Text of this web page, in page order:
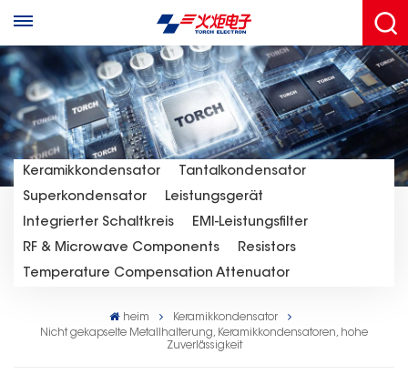
Keramikkondensator
Tantalkondensator
Superkondensator
Leistungsgerät
Integrierter Schaltkreis
EMI-Leistungsfilter
RF & Microwave Components
Resistors
Temperature Compensation Attenuator
heim
Keramikkondensator
Nicht gekapselte Metallhalterung, Keramikkondensatoren, hohe
Zuverlässigkeit